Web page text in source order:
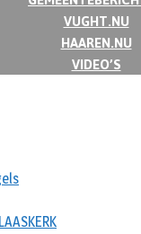
VUGHT.NU
HAAREN.NU
VIDEO’S